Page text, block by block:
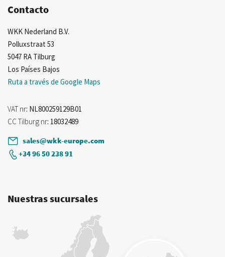
Contacto
WKK Nederland B.V.
Polluxstraat 53
5047 RA Tilburg
Los Países Bajos
Ruta a través de Google Maps
VAT nr: NL800259129B01
CC Tilburg nr: 18032489
sales@wkk-europe.com
+34 96 50 238 91
Nuestras sucursales